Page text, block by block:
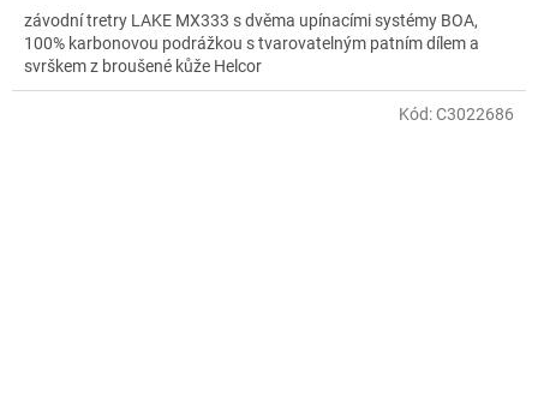
závodní tretry LAKE MX333 s dvěma upínacími systémy BOA,
100% karbonovou podrážkou s tvarovatelným patním dílem a
svrškem z broušené kůže Helcor
Kód:C3022686